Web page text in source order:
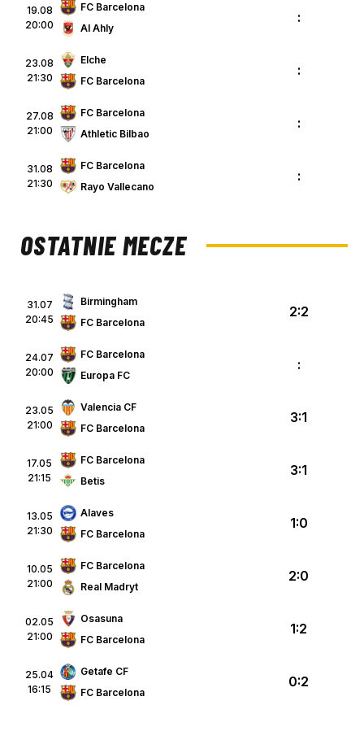
19.08
20:00
FC Barcelona
Al Ahly
:
23.08
21:30
Elche
FC Barcelona
:
27.08
21:00
FC Barcelona
Athletic Bilbao
:
31.08
21:30
FC Barcelona
Rayo Vallecano
:
OSTATNIE MECZE
31.07
20:45
Birmingham
FC Barcelona
2:2
24.07
20:00
FC Barcelona
Europa FC
:
23.05
21:00
Valencia CF
FC Barcelona
3:1
17.05
21:15
FC Barcelona
Betis
3:1
13.05
21:30
Alaves
FC Barcelona
1:0
10.05
21:00
FC Barcelona
Real Madryt
2:0
02.05
21:00
Osasuna
FC Barcelona
1:2
25.04
16:15
Getafe CF
FC Barcelona
0:2